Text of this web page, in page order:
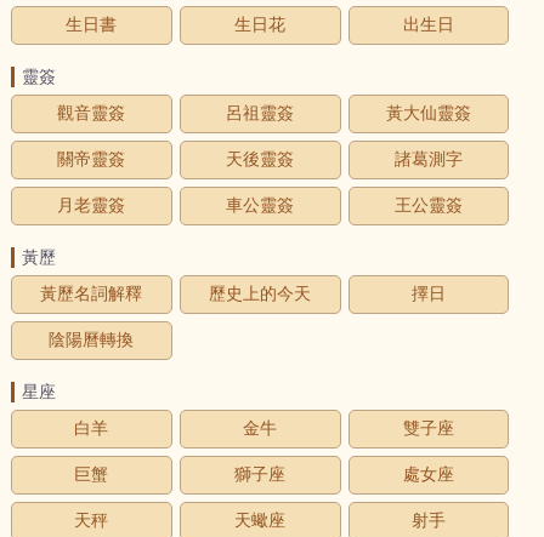
生日書 生日花 出生日
靈簽
觀音靈簽
呂祖靈簽 黃大仙靈簽
關帝靈簽 天後靈簽 諸葛測字
月老靈簽 車公靈簽 王公靈簽
黃歷
黃歷名詞解釋
歷史上的今天 擇日
陰陽曆轉換
星座
白羊
金牛 雙子座
巨蟹 獅子座 處女座
天秤 天蠍座 射手